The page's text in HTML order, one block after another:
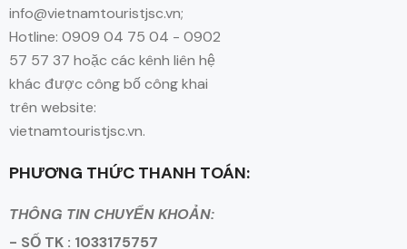
info@vietnamtouristjsc.vn;
Hotline: 0909 04 75 04 - 0902
57 57 37 hoặc các kênh liên hệ
khác được công bố công khai
trên website:
vietnamtouristjsc.vn.
PHƯƠNG THỨC THANH TOÁN:
THÔNG TIN CHUYỂN KHOẢN:
- SỐ TK : 1033175757